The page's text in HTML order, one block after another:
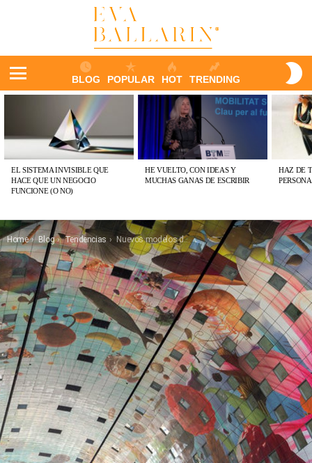
BLOG POPULAR HOT TRENDING
PUBLICACIONES
EL SISTEMA INVISIBLE QUE
HACE QUE UN NEGOCIO
FUNCIONE (O NO)
HE VUELTO, CON IDEAS Y
MUCHAS GANAS DE ESCRIBIR
HAZ DE
You are here:
Home Blog Tendencias Nuevos modelos de negocio (1)